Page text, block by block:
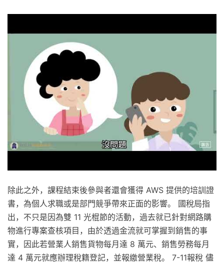
除此之外，課程結束後參與者還會獲得 AWS 提供的培訓證
書，為個人求職或是部門競爭帶來正面的影響。 國稅局指
出，不只是因為雙 11 光棍節的活動，過去就已針對網路購
物進行專案查核項目，由於透過金流就可掌握到銷售的事
實，因此若營業人銷售貨物每月達 8 萬元、銷售勞務每月
達 4 萬元就應辦理稅籍登記，並報繳營業稅。 7-11報稅 儘